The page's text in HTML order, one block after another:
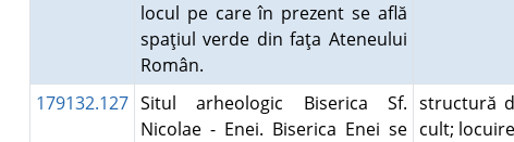
locul pe care în prezent se află
spaţiul verde din faţa Ateneului
Român.
179132.127 Situl arheologic Biserica Sf.
Nicolae - Enei. Biserica Enei se
structură
cult; locuire